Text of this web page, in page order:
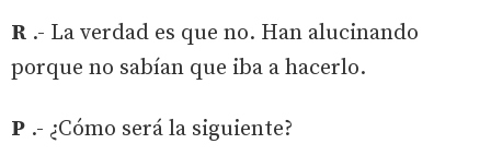
R .- La verdad es que no. Han alucinando
porque no sabían que iba a hacerlo.
P .- ¿Cómo será la siguiente?